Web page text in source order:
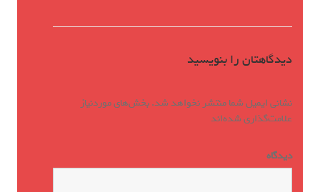
دیدگاهتان را بنویسید
نشانی ایمیل شما منتشر نخواهد شد.بخش‌های موردنیاز
علامت‌گذاری شده‌اند
دیدگاه